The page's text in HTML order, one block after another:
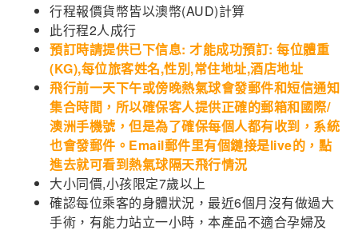
行程報價貨幣皆以澳幣(AUD)計算
此行程2人成行
預訂時請提供已下信息: 才能成功預訂: 每位體重
(KG),每位旅客姓名,性別,常住地址,酒店地址
飛行前一天下午或傍晚熱氣球會發郵件和短信通知
集合時間，所以確保客人提供正確的郵箱和國際/
澳洲手機號，但是為了確保每個人都有收到，系統
也會發郵件。Email郵件里有個鏈接是live的，點
進去就可看到熱氣球隔天飛行情況
大小同價,小孩限定7歲以上
確認每位乘客的身體狀況，最近6個月沒有做過大
手術，有能力站立一小時，本產品不適合孕婦及